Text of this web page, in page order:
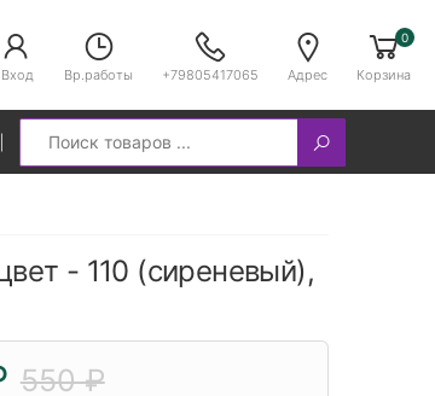
Вход Вр.работы +79805417065 Адрес
0
Корзина
Search
- 110 (сиреневый),
550 ₽